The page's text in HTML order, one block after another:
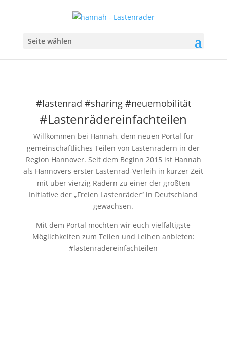
Seite wählen
#lastenrad #sharing #neuemobilität
#Lastenrädereinfachteilen
Willkommen bei Hannah, dem neuen Portal für
gemeinschaftliches Teilen von Lastenrädern in der
Region Hannover. Seit dem Beginn 2015 ist Hannah
als Hannovers erster Lastenrad-Verleih in kurzer Zeit
mit über vierzig Rädern zu einer der größten
Initiative der „Freien Lastenräder“ in Deutschland
gewachsen.
Mit dem Portal möchten wir euch vielfältigste
Möglichkeiten zum Teilen und Leihen anbieten:
#lastenrädereinfachteilen